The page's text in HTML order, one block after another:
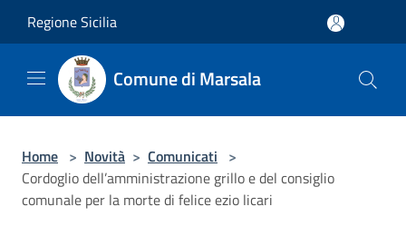
Regione Sicilia
Comune di Marsala
Home > Novità > Comunicati >
Cordoglio dell’amministrazione grillo e del consiglio
comunale per la morte di felice ezio licari